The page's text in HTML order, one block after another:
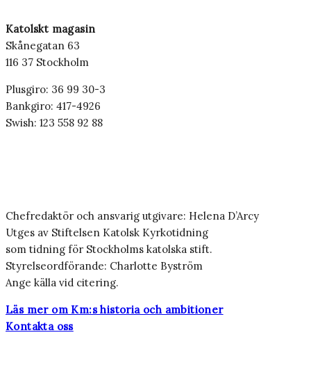
Katolskt magasin
Skånegatan 63
116 37 Stockholm
Plusgiro: 36 99 30-3
Bankgiro: 417-4926
Swish: 123 558 92 88
Chefredaktör och ansvarig utgivare: Helena D’Arcy
Utges av Stiftelsen Katolsk Kyrkotidning
som tidning för Stockholms katolska stift.
Styrelseordförande: Charlotte Byström
Ange källa vid citering.
Läs mer om Km:s historia och ambitioner
Kontakta oss